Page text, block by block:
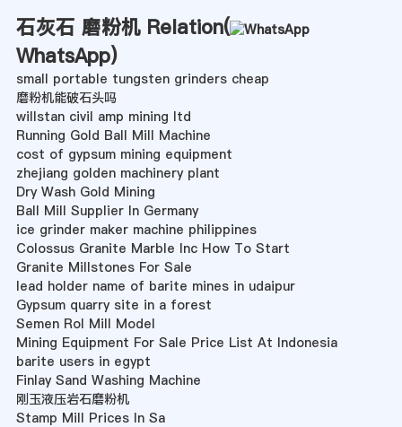
石灰石 磨粉机 Relation(
WhatsApp)
small portable tungsten grinders cheap
磨粉机能破石头吗
willstan civil amp mining ltd
Running Gold Ball Mill Machine
cost of gypsum mining equipment
zhejiang golden machinery plant
Dry Wash Gold Mining
Ball Mill Supplier In Germany
ice grinder maker machine philippines
Colossus Granite Marble Inc How To Start
Granite Millstones For Sale
lead holder name of barite mines in udaipur
Gypsum quarry site in a forest
Semen Rol Mill Model
Mining Equipment For Sale Price List At Indonesia
barite users in egypt
Finlay Sand Washing Machine
刚玉液压岩石磨粉机
Stamp Mill Prices In Sa